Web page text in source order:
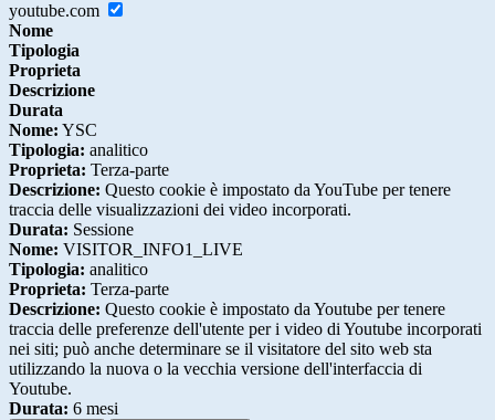
youtube.com
Nome
Tipologia
Proprieta
Descrizione
Durata
Nome: YSC
Tipologia: analitico
Proprieta: Terza-parte
Descrizione: Questo cookie è impostato da YouTube per tenere
traccia delle visualizzazioni dei video incorporati.
Durata: Sessione
Nome: VISITOR_INFO1_LIVE
Tipologia: analitico
Proprieta: Terza-parte
Descrizione: Questo cookie è impostato da Youtube per tenere
traccia delle preferenze dell'utente per i video di Youtube incorporati
nei siti; può anche determinare se il visitatore del sito web sta
utilizzando la nuova o la vecchia versione dell'interfaccia di
Youtube.
Durata: 6 mesi